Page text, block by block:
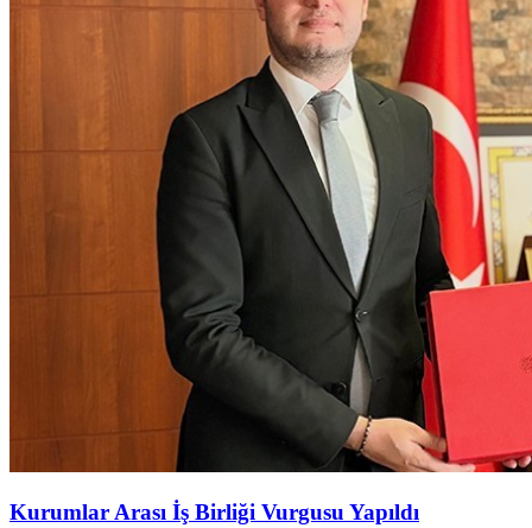
Kurumlar Arası İş Birliği Vurgusu Yapıldı